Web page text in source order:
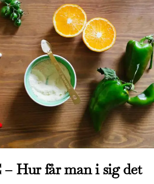
Hur får man i sig det